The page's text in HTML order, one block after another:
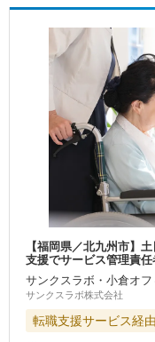
【福岡県／北九州市】
支援でサービス管理責任
サンクスラボ・小倉オフ
サンクスラボ株式会社
転職支援サービス経由